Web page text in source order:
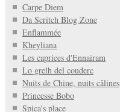
Carpe Diem
Da Scritch Blog Zone
Enflammée
Kheyliana
Les caprices d'Ennairam
Lo grelh del couderc
Nuits de Chine, nuits câlines
Princesse Bobo
Spica's place